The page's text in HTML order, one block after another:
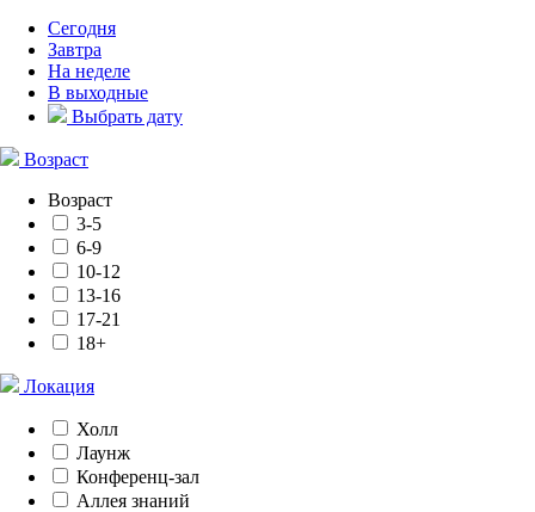
Сегодня
Завтра
На неделе
В выходные
Выбрать дату
Возраст
Возраст
3-5
6-9
10-12
13-16
17-21
18+
Локация
Холл
Лаунж
Конференц-зал
Аллея знаний